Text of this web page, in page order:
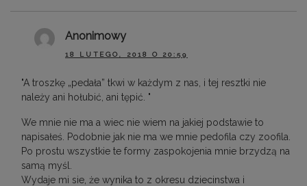
Anonimowy
18 LUTEGO, 2018 O 20:59
"A troszkę „pedała” tkwi w każdym z nas, i tej resztki nie
należy ani hołubić, ani tępić. "
We mnie nie ma a wiec nie wiem na jakiej podstawie to
napisałeś. Podobnie jak nie ma we mnie pedofila czy zoofila.
Po prostu wszystkie te formy zaspokojenia mnie brzydzą na
samą myśl.
Wydaje mi sie, że wynika to z okresu dziecinstwa i